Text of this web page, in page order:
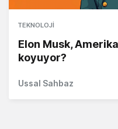
TEKNOLOJI
Elon Musk,
koyuyor?
Ussal Sahbaz